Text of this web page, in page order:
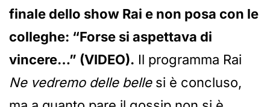
finale dello show Rai e non posa con le
colleghe: “Forse si aspettava di
vincere…” (VIDEO). Il programma Rai
Ne vedremo delle bellesi è concluso,